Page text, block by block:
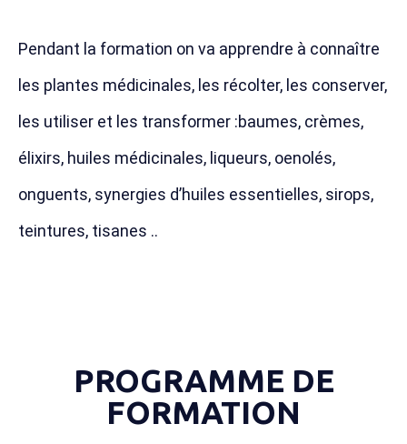
Pendant la formation on va apprendre à connaître
les plantes médicinales, les récolter, les conserver,
les utiliser et les transformer :baumes, crèmes,
élixirs, huiles médicinales, liqueurs, oenolés,
onguents, synergies d’huiles essentielles, sirops,
teintures, tisanes ..
PROGRAMME DE
FORMATION